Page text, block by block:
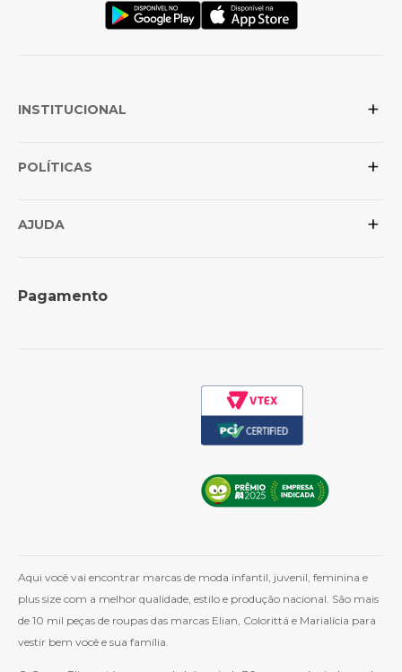
INSTITUCIONAL +
Sobre a Elian
Conheça as marcas
POLÍTICAS +
Política de Privacidade
Política de Frete
AJUDA +
Como Comprar
Pagamento
Aqui você vai encontrar marcas de moda infantil, juvenil, feminina e
plus size com a melhor qualidade, estilo e produção nacional. São mais
de 10 mil peças de roupas das marcas Elian, Colorittá e Marialícia para
vestir bem você e sua família.